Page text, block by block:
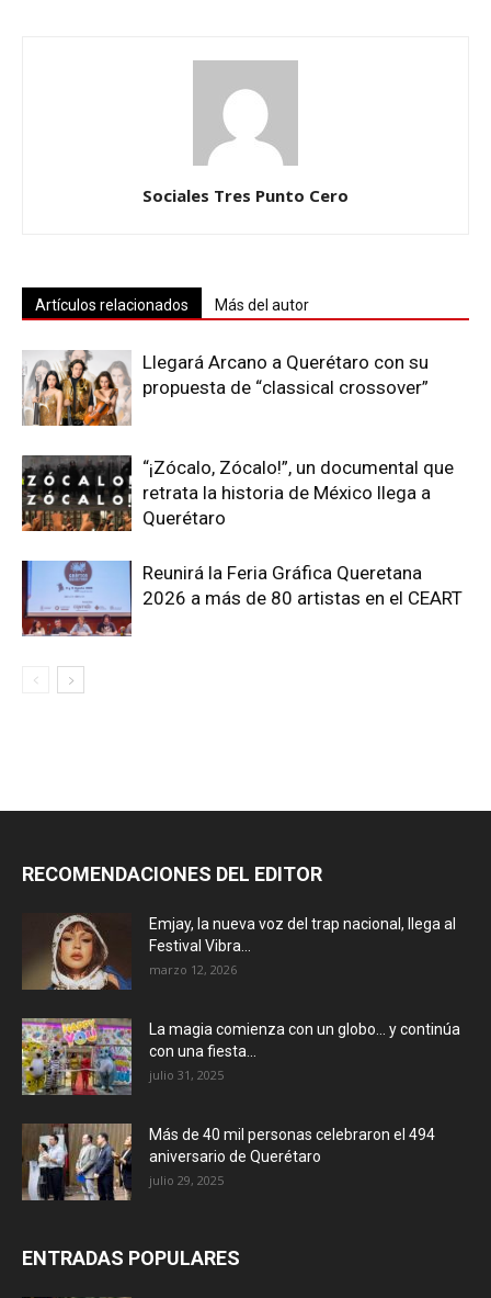
Sociales Tres Punto Cero
Artículos relacionados Más del autor
Llegará Arcano a Querétaro con su
propuesta de “classical crossover”
“¡Zócalo, Zócalo!”, un documental que
retrata la historia de México llega a
Querétaro
Reunirá la Feria Gráfica Queretana
2026 a más de 80 artistas en el CEART
RECOMENDACIONES DEL EDITOR
Emjay, la nueva voz del trap nacional, llega al
Festival Vibra...
marzo 12, 2026
La magia comienza con un globo… y continúa
con una fiesta...
julio 31, 2025
Más de 40 mil personas celebraron el 494
aniversario de Querétaro
julio 29, 2025
ENTRADAS POPULARES